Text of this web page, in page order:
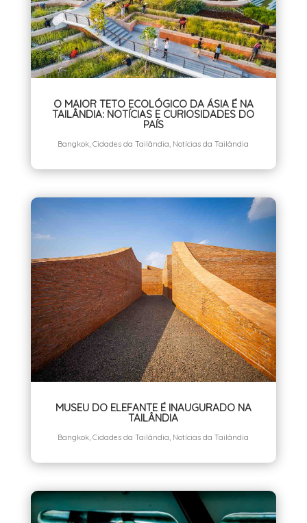
O MAIOR TETO ECOLÓGICO DA ÁSIA É NA
TAILÂNDIA: NOTÍCIAS E CURIOSIDADES DO
PAÍS
Bangkok,Cidades da Tailândia, Notícias da Tailândia
MUSEU DO ELEFANTE É INAUGURADO NA
TAILÂNDIA
Bangkok,Cidades da Tailândia, Notícias da Tailândia